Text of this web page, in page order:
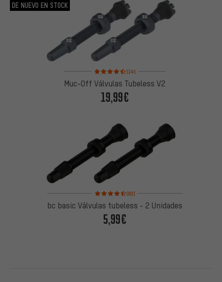
DE NUEVO EN STOCK
Valoración media: 4,5 de 5 basada en 14 reseñas
(14)
Muc-Off Válvulas Tubeless V2
19,99€
Valoración media: 4,5 de 5 basada en 82 reseñas
(82)
bc basic Válvulas tubeless - 2 Unidades
5,99€